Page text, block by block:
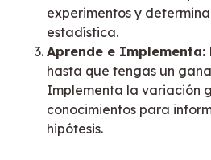
experimentos y
estadística.
Aprende e Implementa:
hasta que tengas un
Implementa la variación
conocimientos para
hipótesis.